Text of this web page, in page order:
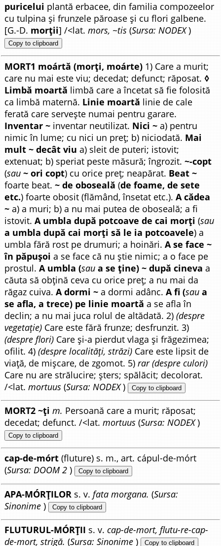
puricelui plantă erbacee, din familia compozeelor
cu tulpina și frunzele păroase și cu flori galbene.
[G.-D. morții] /<lat.mors, ~tis (Sursa: NODEX)
Copy to clipboard
MORT1 moártă (morți, moárte) 1) Care a murit;
care nu mai este viu; decedat; defunct; răposat. ◊
Limbă moartă limbă care a încetat să fie folosită
ca limbă maternă. Linie moartă linie de cale
ferată care servește numai pentru garare.
Inventar ~ inventar neutilizat. Nici ~a) pentru
nimic în lume; cu nici un preț; b) niciodată. Mai
mult ~ decât viua) sleit de puteri; istovit;
extenuat; b) speriat peste măsură; îngrozit.~-copt
(sau~ ori copt) cu orice preț; neapărat. Beat ~
foarte beat.~ de oboseală(de foame, de sete
etc.) foarte obosit (flămând, însetat etc.).A cădea
~a) a muri; b) a nu mai putea de oboseală; a fi
istovit.A umbla după potcoave de cai morți(sau
a umbla după cai morți să le ia potcoavele) a
umbla fără rost pe drumuri; a hoinări.A se face ~
în păpușoia se face că nu știe nimic; a o face pe
prostul.A umbla (saua se ține) ~ după cinevaa
căuta să obțină ceva cu orice preț; a nu mai da
răgaz cuiva.A dormi ~a dormi adânc.A fi (saua
se afla, a trece) pe linie moartăa se afla în
declin; a nu mai juca rolul de altădată. 2)(despre
vegetație) Care este fără frunze; desfrunzit. 3)
(despre flori) Care și-a pierdut vlaga și frăgezimea;
ofilit. 4)(despre localități, străzi) Care este lipsit de
viață, de mișcare, de zgomot. 5)rar (despre culori)
Care nu are strălucire; șters; spălăcit; decolorat.
/<lat.mortuus (Sursa: NODEX) Copy to clipboard
MORT2 ~ți m. Persoană care a murit; răposat;
decedat; defunct. /<lat.mortuus (Sursa: NODEX)
Copy to clipboard
cap-de-mórt (fluture) s. m., art. cápul-de-mórt
(Sursa: DOOM 2 ) Copy to clipboard
APA-MÓRȚILOR s. v. fata morgana. (Sursa:
Sinonime ) Copy to clipboard
FLUTURUL-MÓRȚII s. v.cap-de-mort, flutu-re-cap-
de-mort, strigă. (Sursa: Sinonime ) Copy to clipboard